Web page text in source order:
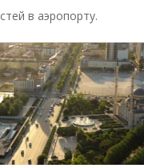
в аэропорту.